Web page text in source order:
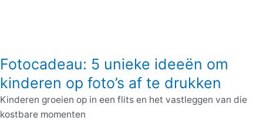
Fotocadeau: 5 unieke ideeën om
kinderen op foto’s af te drukken
Kinderen groeien op in een flits en het vastleggen van die
kostbare momenten